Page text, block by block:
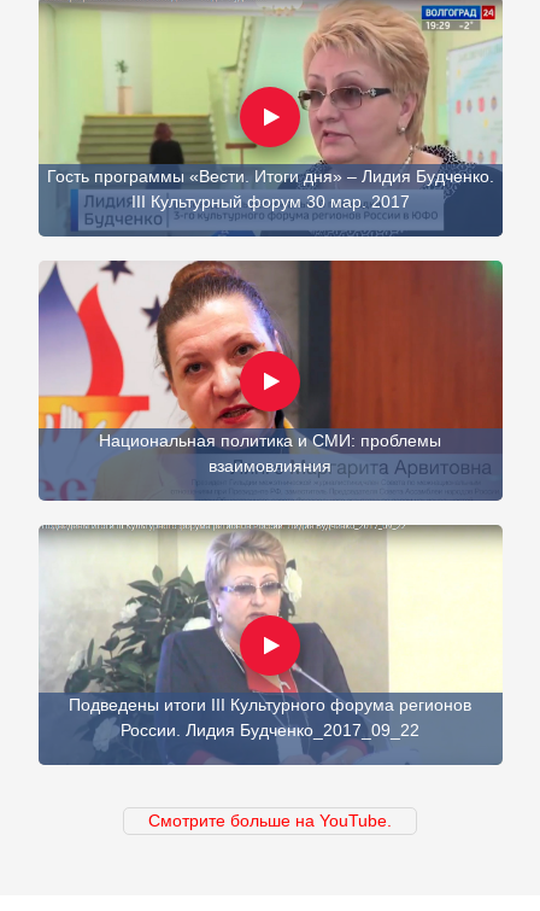
Гость программы «Вести. Итоги дня» – Лидия Будченко.
III Культурный форум 30 мар. 2017
Национальная политика и СМИ: проблемы
взаимовлияния
Подведены итоги III Культурного форума регионов
России. Лидия Будченко_2017_09_22
Смотрите больше на YouTube.